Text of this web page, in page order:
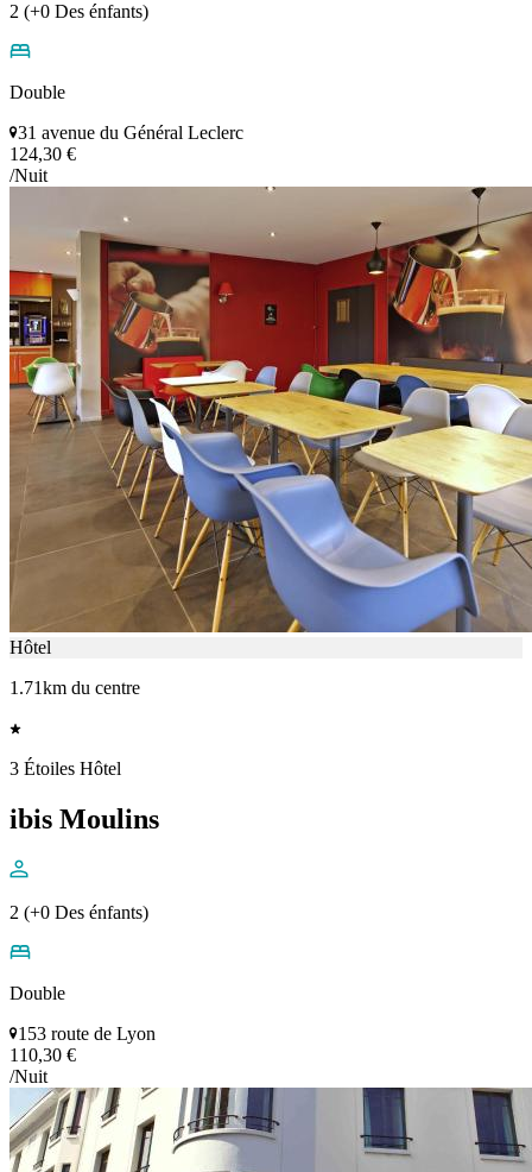
2 (+0 Des énfants)
Double
31 avenue du Général Leclerc
124,30 €
/Nuit
Hôtel
1.71km du centre
3 Étoiles Hôtel
ibis Moulins
2 (+0 Des énfants)
Double
153 route de Lyon
110,30 €
/Nuit